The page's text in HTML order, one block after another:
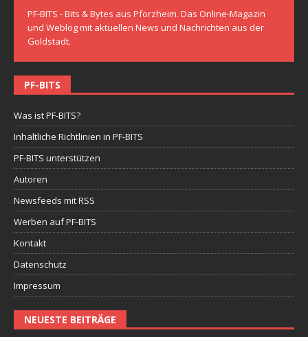
PF-BITS - Bits & Bytes aus Pforzheim. Das Online-Magazin
und Weblog mit aktuellen News und Nachrichten aus der
Goldstadt.
PF-BITS
Was ist PF-BITS?
Inhaltliche Richtlinien in PF-BITS
PF-BITS unterstützen
Autoren
Newsfeeds mit RSS
Werben auf PF-BITS
Kontakt
Datenschutz
Impressum
NEUESTE BEITRÄGE